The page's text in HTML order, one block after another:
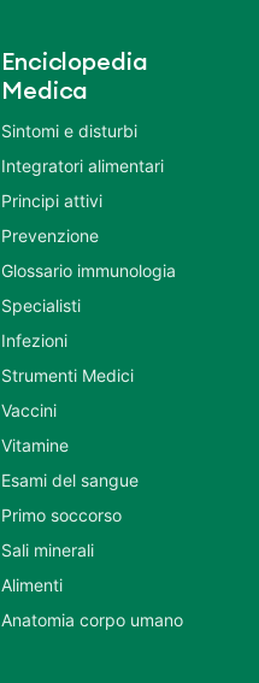
Enciclopedia
Medica
Sintomi e disturbi
Integratori alimentari
Principi attivi
Prevenzione
Glossario immunologia
Specialisti
Infezioni
Strumenti Medici
Vaccini
Vitamine
Esami del sangue
Primo soccorso
Sali minerali
Alimenti
Anatomia corpo umano